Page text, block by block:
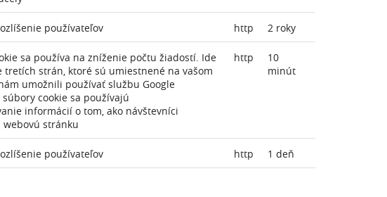
používateľov http 2 roky
sa používa na zníženie počtu žiadostí. Ide
tretích strán, ktoré sú umiestnené na vašom
umožnili používať službu Google
cookie sa používajú
informácií o tom, ako návštevníci
stránku
http
10
minút
používateľov http 1 deň